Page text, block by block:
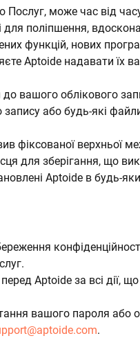
Послуг, може час від
поліпшення,
функцій, нових
Aptoide надавати їх
вашого облікового
або будь-які
фіксованої верхньої
для зберігання, що
Aptoide в будь-
Aptoide за всі дії,
вашого пароля або
.